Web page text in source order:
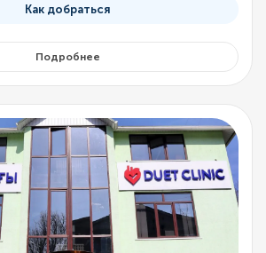
Как добраться
Подробнее